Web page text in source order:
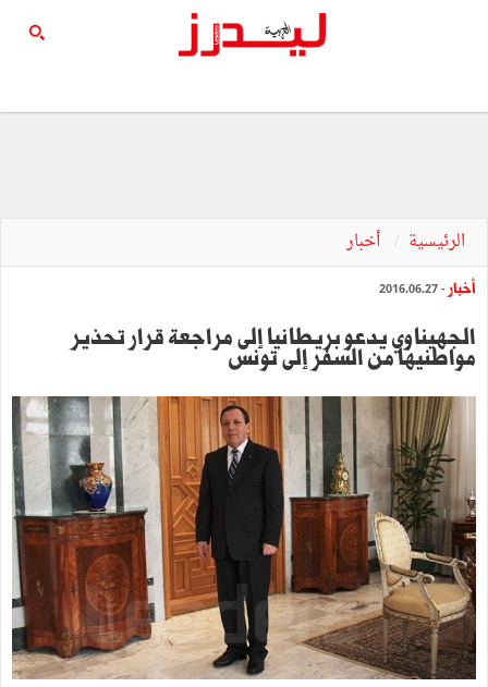
الرئيسية أخبار
أخبار - 2016.06.27
الجهيناوي يدعو بريطانيا إلى مراجعة قرار تحذير
مواطنيها من السفر إلى تونس